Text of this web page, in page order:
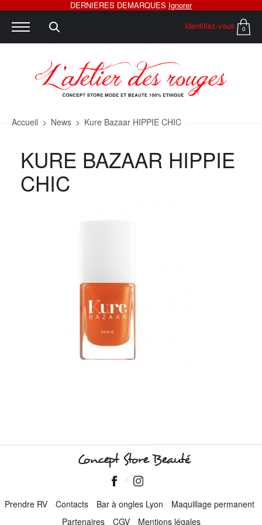
Identifiez-vous 0
Accueil > News > Kure Bazaar HIPPIE CHIC
KURE BAZAAR HIPPIE
CHIC
Concept Store Beauté
Prendre RV Contacts Bar à ongles Lyon
Maquillage permanent
Partenaires
CGV Mentions légales
DERNIERES DEMARQUES Ignorer